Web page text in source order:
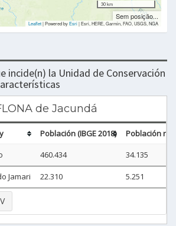
30 km
Sem posição...
Leaflet| Powered byEsri|Esri, HERE, Garmin, FAO, USGS, NGA
incide(n) la Unidad de Conservación
de Jacundá
Población (IBGE 2018)
Población no
460.434 34.135
Jamari 22.310 5.251